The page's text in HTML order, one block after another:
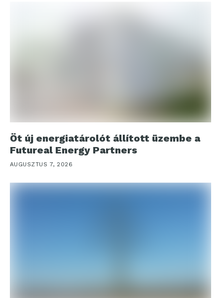
Öt új energiatárolót állított üzembe a
Futureal Energy Partners
AUGUSZTUS 7, 2026